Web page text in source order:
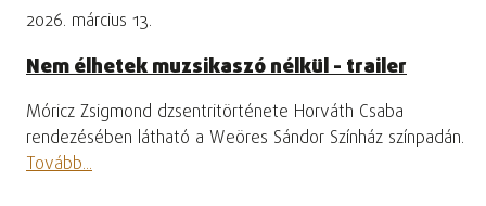
2026. március 13.
Nem élhetek muzsikaszó nélkül - trailer
Móricz Zsigmond dzsentritörténete Horváth Csaba
rendezésében látható a Weöres Sándor Színház színpadán.
Tovább...